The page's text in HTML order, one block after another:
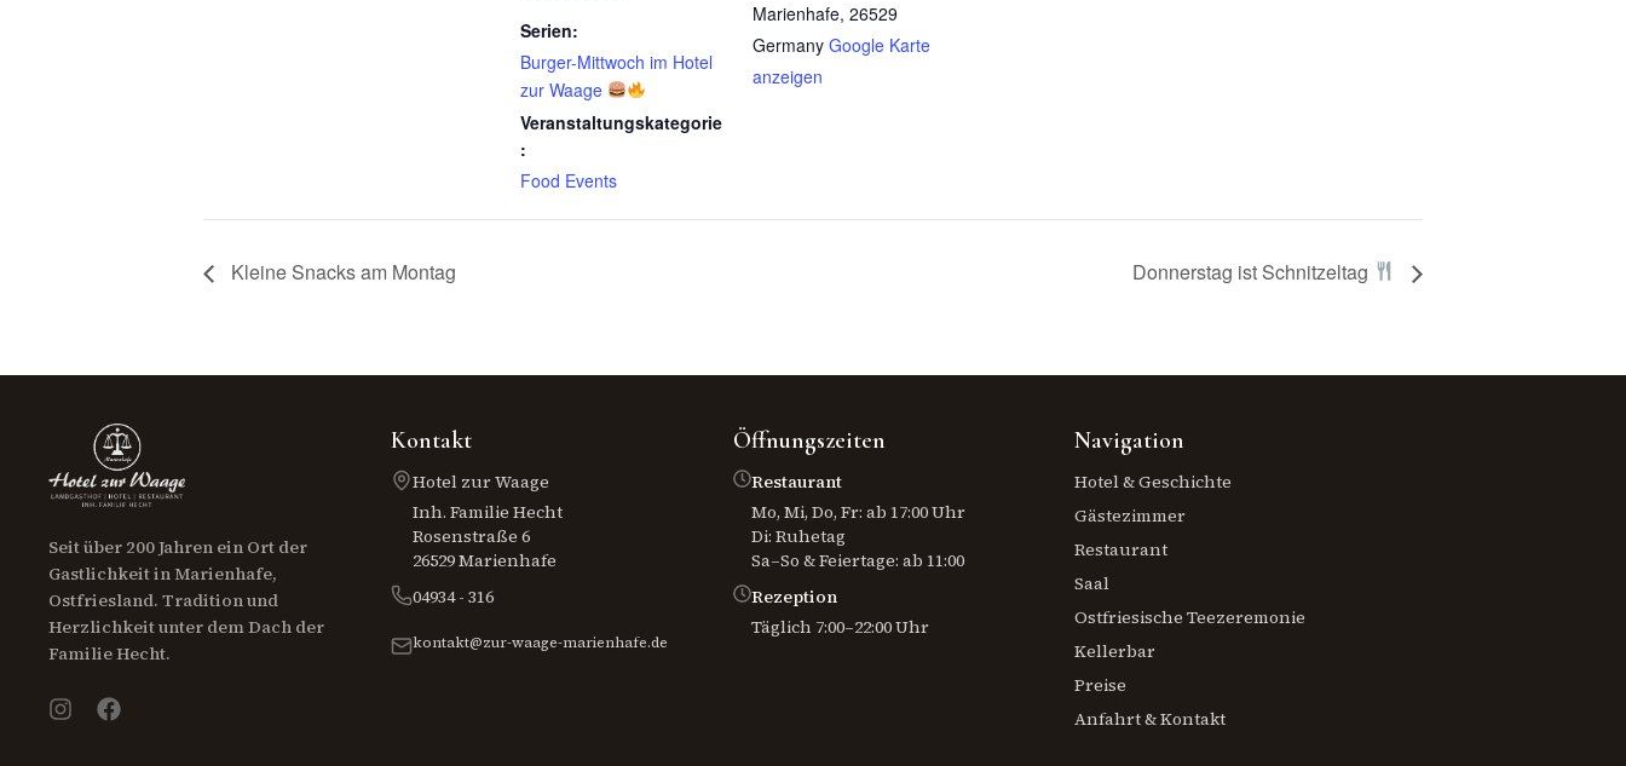
Serien:
Burger-Mittwoch im Hotel
zur Waage
Veranstaltungskategorie
:
Food Events
Marienhafe, 26529
Germany Google Karte
anzeigen
Kleine Snacks am Montag Donnerstag ist Schnitzeltag
Seit über 200 Jahren ein Ort der
Gastlichkeit in Marienhafe,
Ostfriesland. Tradition und
Herzlichkeit unter dem Dach der
Familie Hecht.
Kontakt
Hotel zur Waage
Inh. Familie Hecht
Rosenstraße 6
26529 Marienhafe
04934 - 316
kontakt@zur-waage-marienhafe.de
Öffnungszeiten
Restaurant
Mo, Mi, Do, Fr: ab 17:00 Uhr
Di: Ruhetag
Sa–So & Feiertage: ab 11:00
Rezeption
Täglich 7:00–22:00 Uhr
Navigation
Hotel & Geschichte
Gästezimmer
Restaurant
Saal
Ostfriesische Teezeremonie
Kellerbar
Preise
Anfahrt & Kontakt